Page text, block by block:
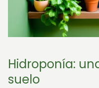
Hidroponía:
suelo